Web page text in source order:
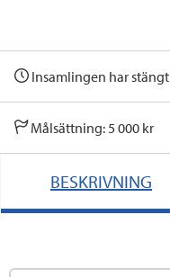
Insamlingen har stängt
Målsättning: 5 000 kr
BESKRIVNING